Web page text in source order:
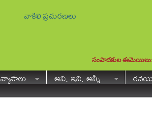
వాకిలి ప్రచురణలు
సంపాదకుల ఈమెయిలు:
వ్యాసాలు అవి, ఇవి, అన్నీ..